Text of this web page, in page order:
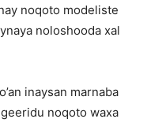
noqoto modeliste
noloshooda xal
inaysan marnaba
noqoto waxa